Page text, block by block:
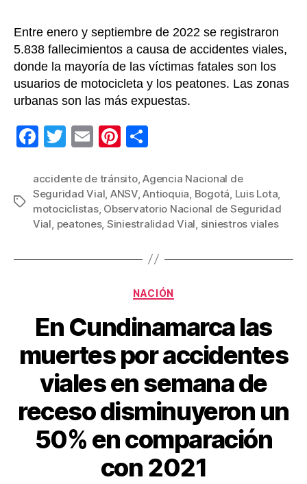
Entre enero y septiembre de 2022 se registraron
5.838 fallecimientos a causa de accidentes viales,
donde la mayoría de las víctimas fatales son los
usuarios de motocicleta y los peatones. Las zonas
urbanas son las más expuestas.
F
c
e
b
o
T
tt
er
E
ail
Pi
er
e
st
m
p
ar
Etiquetas
accidente de tránsito,Agencia Nacional de
Seguridad Vial, ANSV,Antioquia, Bogotá, Luis Lota,
motociclistas, Observatorio Nacional de Seguridad
Vial, peatones, Siniestralidad Vial, siniestros viales
Categorías
NACIÓN
En Cundinamarca las
muertes por accidentes
viales en semana de
receso disminuyeron un
50% en comparación
con 2021